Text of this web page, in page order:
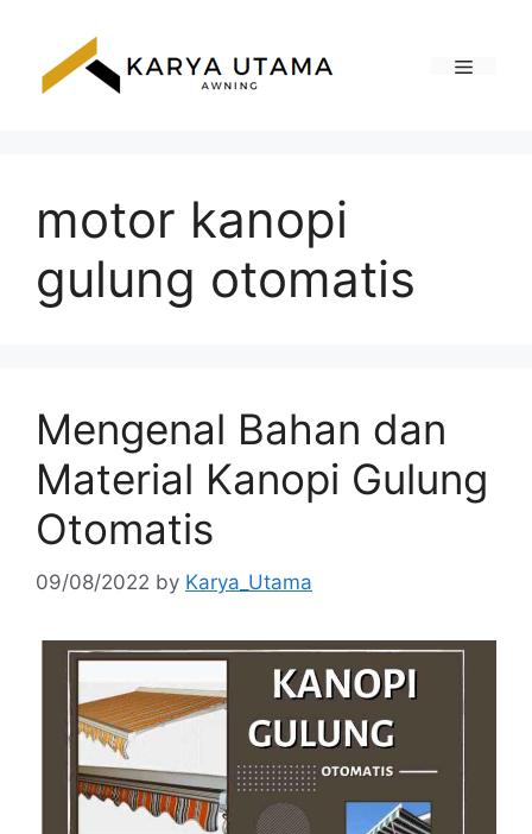
content
motor kanopi
gulung otomatis
Mengenal Bahan dan
Material Kanopi Gulung
Otomatis
09/08/2022 by Karya_Utama